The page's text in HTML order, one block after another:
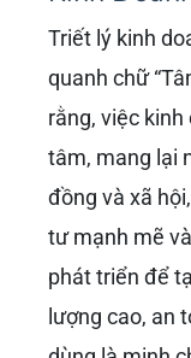
Triết lý kinh
quanh chữ
rằng, việc
tâm, mang lại
đồng và xã
tư mạnh mẽ
phát triển để
lượng cao, an